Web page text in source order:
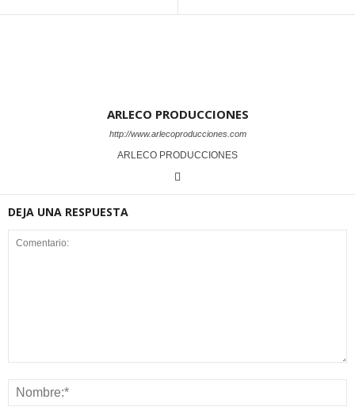
ARLECO PRODUCCIONES
http://www.arlecoproducciones.com
ARLECO PRODUCCIONES
DEJA UNA RESPUESTA